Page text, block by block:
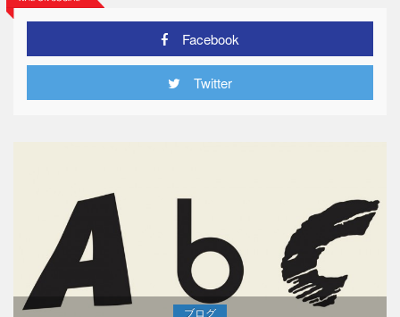
Facebook
Twitter
ブログ